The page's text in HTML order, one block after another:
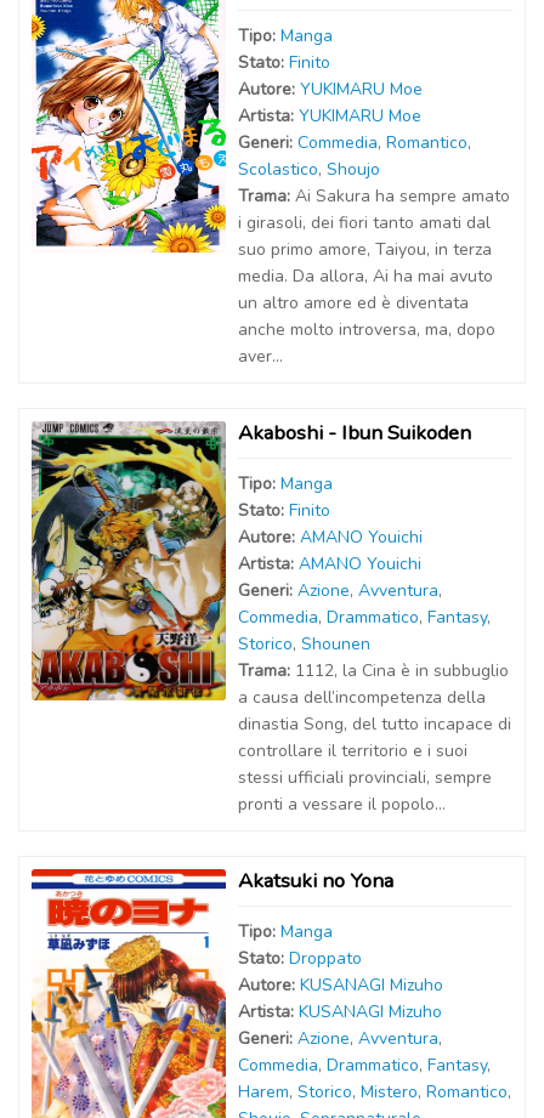
Tipo: Manga
Stato: Finito
Autore: YUKIMARU Moe
Artista: YUKIMARU Moe
Generi: Commedia, Romantico,
Scolastico, Shoujo
Trama: Ai Sakura ha sempre amato
i girasoli, dei fiori tanto amati dal
suo primo amore, Taiyou, in terza
media. Da allora, Ai ha mai avuto
un altro amore ed è diventata
anche molto introversa, ma, dopo
aver...
Akaboshi - Ibun Suikoden
Tipo: Manga
Stato: Finito
Autore: AMANO Youichi
Artista: AMANO Youichi
Generi: Azione, Avventura,
Commedia, Drammatico, Fantasy,
Storico, Shounen
Trama: 1112, la Cina è in subbuglio
a causa dell’incompetenza della
dinastia Song, del tutto incapace di
controllare il territorio e i suoi
stessi ufficiali provinciali, sempre
pronti a vessare il popolo...
Akatsuki no Yona
Tipo: Manga
Stato: Droppato
Autore: KUSANAGI Mizuho
Artista: KUSANAGI Mizuho
Generi: Azione, Avventura,
Commedia, Drammatico, Fantasy,
Harem, Storico, Mistero, Romantico,